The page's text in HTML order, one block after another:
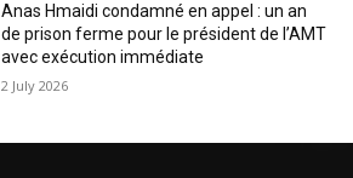
Anas Hmaidi condamné en appel : un an
de prison ferme pour le président de l’AMT
avec exécution immédiate
2 July 2026